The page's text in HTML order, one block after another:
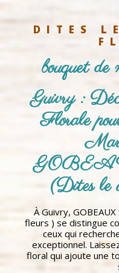
DITES
bouquet
Guivry :
Florale
(Dites le
À Guivry,
fleurs ) se distingue
ceux qui
exceptionnel.
floral qui ajoute une